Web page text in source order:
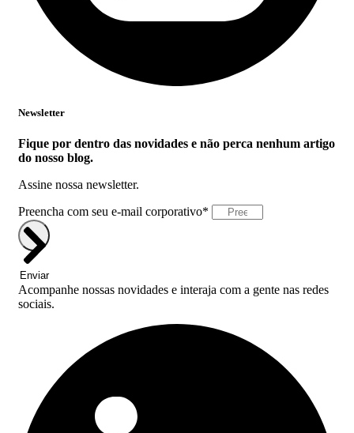
Newsletter
Fique por dentro das novidades e não perca nenhum artigo
do nosso blog.
Assine nossa newsletter.
Preencha com seu e-mail corporativo*
Enviar
Acompanhe nossas novidades e interaja com a gente nas redes
sociais.